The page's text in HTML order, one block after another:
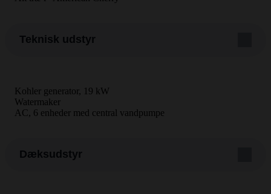
Teknisk udstyr
Kohler generator, 19 kW
Watermaker
AC, 6 enheder med central vandpumpe
Dæksudstyr